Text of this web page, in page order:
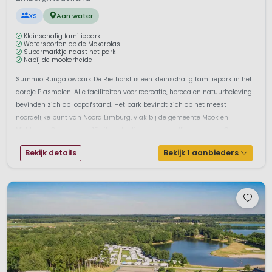
XS Aan water
Kleinschalig familiepark
Watersporten op de Mokerplas
Supermarktje naast het park
Nabij de mookerheide
Summio Bungalowpark De Riethorst is een kleinschalig familiepark in het
dorpje Plasmolen. Alle faciliteiten voor recreatie, horeca en natuurbeleving
bevinden zich op loopafstand. Het park bevindt zich op het meest
noordelijke punt van Noord Limburg, vlak bij de gemeente Mook en
Bekijk details Bekijk 1 aanbieders